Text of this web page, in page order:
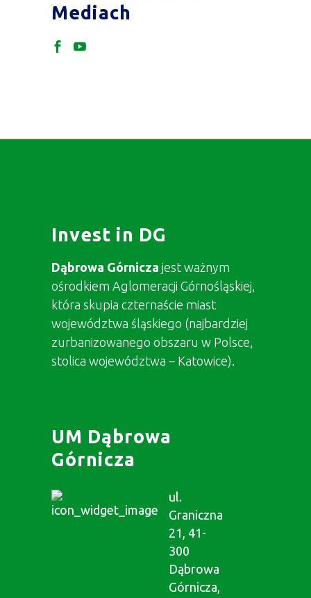
Mediach
Invest in DG
Dąbrowa Górnicza jest ważnym
ośrodkiem Aglomeracji Górnośląskiej,
która skupia czternaście miast
województwa śląskiego (najbardziej
zurbanizowanego obszaru w Polsce,
stolica województwa – Katowice).
UM Dąbrowa
Górnicza
ul.
Graniczna
21, 41-
300
Dąbrowa
Górnicza,